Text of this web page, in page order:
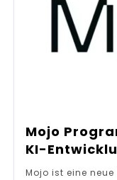
Mojo
KI-
Mojo ist eine